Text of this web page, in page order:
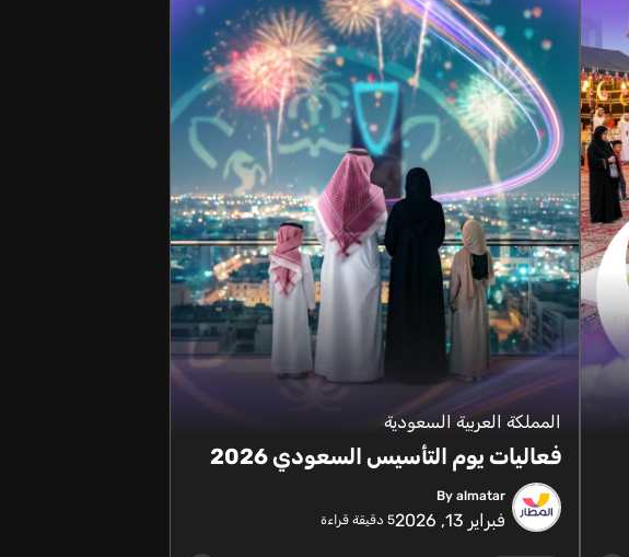
المملكة العربية السعودية
فعاليات يوم التأسيس السعودي 2026
By almatar
فبراير 13, 2026 5دقيقة قراءة